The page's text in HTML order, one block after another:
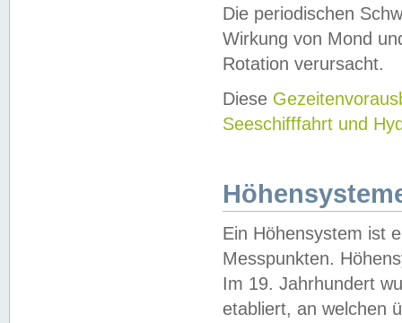
Die periodischen
Wirkung von Mond
Rotation verursacht.
Diese
Seeschifffahrt und
Ein Höhensystem ist
Messpunkten.
Im 19. Jahrhundert
etabliert, an welchen